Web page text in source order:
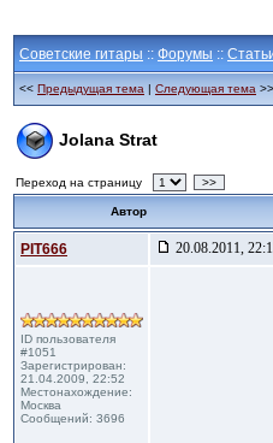
Советские гитары :: Форумы ::
<< Предыдущая тема | Следующая тема >>
Jolana Strat
Переход на страницу >>
Автор
PIT666 20.08.2011,
ID пользователя
#1051
Зарегистрирован:
21.04.2009, 22:52
Местонахождение:
Москва
Сообщений: 3696